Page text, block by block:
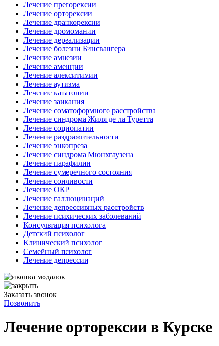
Лечение прегорексии
Лечение орторексии
Лечение дранкорексии
Лечение дромомании
Лечение дереализации
Лечение болезни Бинсвангера
Лечение амнезии
Лечение аменции
Лечение алекситимии
Лечение аутизма
Лечение кататонии
Лечение заикания
Лечение соматоформного расстройства
Лечение синдрома Жиля де ла Туретта
Лечение социопатии
Лечение раздражительности
Лечение энкопреза
Лечение синдрома Мюнхгаузена
Лечение парафилии
Лечение сумеречного состояния
Лечение сонливости
Лечение ОКР
Лечение галлюцинаций
Лечение депрессивных расстройств
Лечение психических заболеваний
Консультация психолога
Детский психолог
Клинический психолог
Семейный психолог
Лечение депрессии
Заказать звонок
Позвонить
Лечение орторексии в Курске